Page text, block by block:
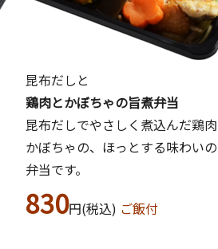
昆布だしと
鶏肉とかぼちゃの旨煮弁当
昆布だしでやさしく煮込んだ鶏
かぼちゃの、ほっとする味わい
弁当です。
830円(税込) ご飯付